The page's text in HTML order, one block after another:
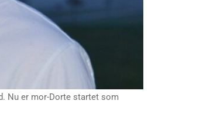
Nu er mor-Dorte startet som